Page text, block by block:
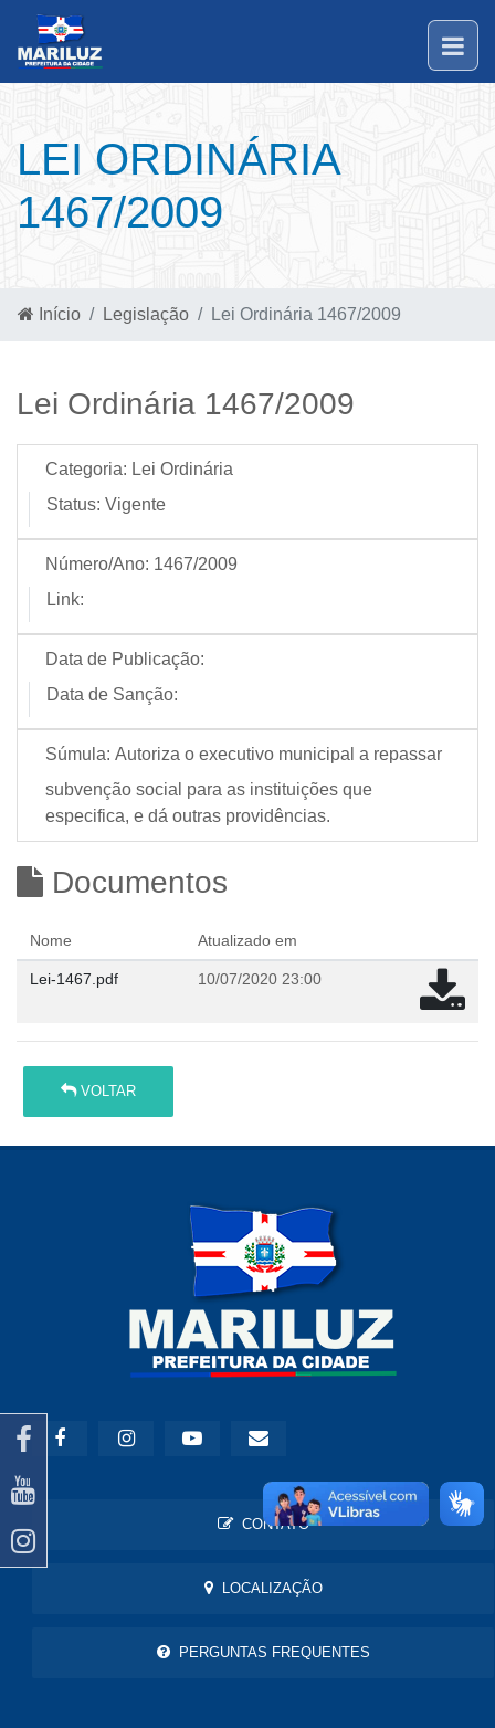
LEI ORDINÁRIA
1467/2009
Início Legislação Lei Ordinária 1467/2009
Lei Ordinária 1467/2009
Categoria: Lei Ordinária
Status: Vigente
Número/Ano: 1467/2009
Link:
Data de Publicação:
Data de Sanção:
Súmula: Autoriza o executivo municipal a repassar
subvenção social para as instituições que
especifica, e dá outras providências.
Documentos
Nome Atualizado em
Lei-1467.pdf 10/07/2020 23:00
VOLTAR
CONTATO
LOCALIZAÇÃO
PERGUNTAS FREQUENTES